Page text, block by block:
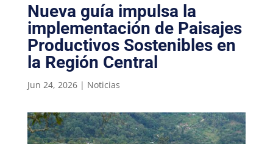
Nueva guía impulsa la
implementación de Paisajes
Productivos Sostenibles en
la Región Central
Jun 24, 2026| Noticias